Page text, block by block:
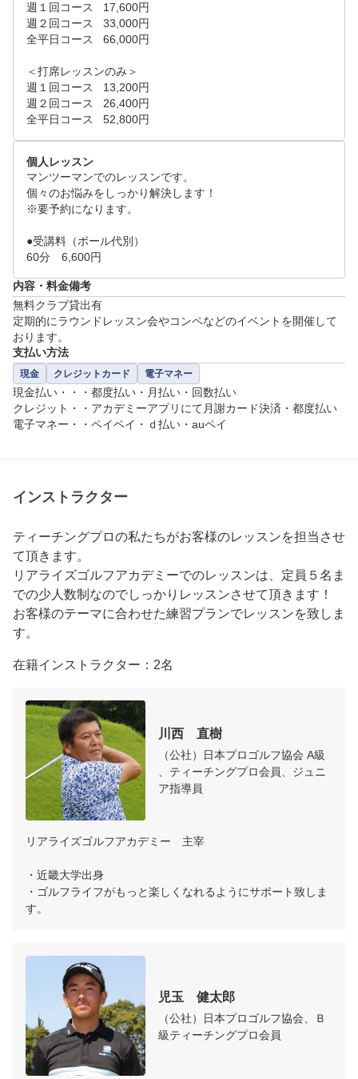
週１回コース	17,600円
週２回コース	33,000円
全平日コース	66,000円
＜打席レッスンのみ＞
週１回コース	13,200円
週２回コース	26,400円
全平日コース	52,800円
個人レッスン
マンツーマンでのレッスンです。
個々のお悩みをしっかり解決します！
※要予約になります。
●受講料（ボール代別）
60分　6,600円
内容・料金備考
無料クラブ貸出有
定期的にラウンドレッスン会やコンペなどのイベントを開催して
おります。
支払い方法
現金 クレジットカード 電子マネー
現金払い・・・都度払い・月払い・回数払い
クレジット・・アカデミーアプリにて月謝カード決済・都度払い
電子マネー・・ペイペイ・ｄ払い・auペイ
インストラクター
ティーチングプロの私たちがお客様のレッスンを担当させ
て頂きます。
リアライズゴルフアカデミーでのレッスンは、定員５名ま
での少人数制なのでしっかりレッスンさせて頂きます！
お客様のテーマに合わせた練習プランでレッスンを致しま
す。
在籍インストラクター：2名
川西　直樹
（公社）日本プロゴルフ協会 A級
、ティーチングプロ会員、ジュニ
ア指導員
リアライズゴルフアカデミー　主宰
・近畿大学出身
・ゴルフライフがもっと楽しくなれるようにサポート致しま
す。
児玉　健太郎
（公社）日本プロゴルフ協会、Ｂ
級ティーチングプロ会員